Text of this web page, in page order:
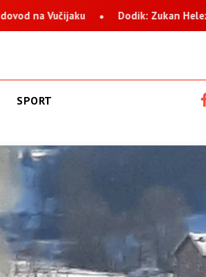
Dodik: Zukan Helez ekstremista koji
SPORT